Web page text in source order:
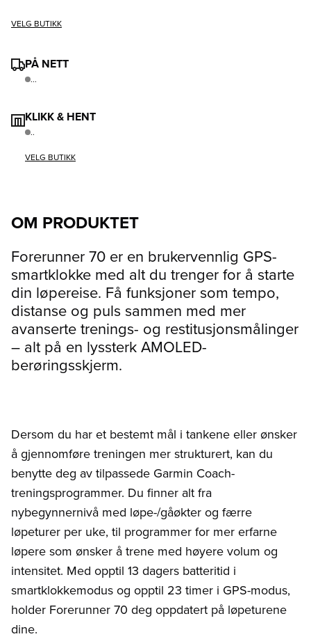
VELG BUTIKK
PÅ NETT
...
KLIKK & HENT
..
VELG BUTIKK
OM PRODUKTET
Forerunner 70 er en brukervennlig GPS-
smartklokke med alt du trenger for å starte
din løpereise. Få funksjoner som tempo,
distanse og puls sammen med mer
avanserte trenings- og restitusjonsmålinger
– alt på en lyssterk AMOLED-
berøringsskjerm.
Dersom du har et bestemt mål i tankene eller ønsker
å gjennomføre treningen mer strukturert, kan du
benytte deg av tilpassede Garmin Coach-
treningsprogrammer. Du finner alt fra
nybegynnernivå med løpe-/gåøkter og færre
løpeturer per uke, til programmer for mer erfarne
løpere som ønsker å trene med høyere volum og
intensitet. Med opptil 13 dagers batteritid i
smartklokkemodus og opptil 23 timer i GPS-modus,
holder Forerunner 70 deg oppdatert på løpeturene
dine.